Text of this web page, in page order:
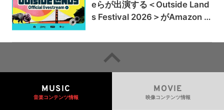
eらが出演する＜Outside Land
s Festival 2026＞がAmazon M
ブ配信
MUSIC
音楽コンテンツ情報
MOVIE
映像コンテンツ情報